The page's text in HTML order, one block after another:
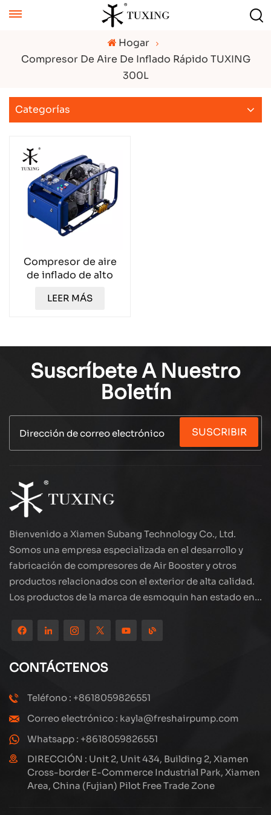
Hogar
Compresor De Aire De Inflado Rápido TUXING
300L
Categorías
Compresor de aire
de inflado de alto
TUXING 400L TX24
LEER MÁS
Suscríbete A Nuestro
Boletín
SUSCRIBIR
Bienvenido a Xiamen Subang Technology Co., Ltd.
Somos una empresa especializada en el desarrollo y
fabricación de compresores de Air Booster y otros
productos relacionados con el exterior de alta calidad.
Los productos de la marca de esmoquin han estado en
ubicada en el hermoso paisaje de la ciudad costera:
Xiamen, nuestros productos se exportan a más de 80
países y regiones, con una excelente calidad ha ganado
una amplia reputación internacional. Subang
Technology tiene un equipo de ventas profesional y un
estamos explorando y estudiando cómo actualizar
continuamente nuestros productos a través de la
innovación para satisfacer las crecientes necesidades
de los clientes. El enfoque central de la compañía en la
producción y fabricación de compresores de alta
CONTÁCTENOS
Teléfono : +8618059826551
Correo electrónico : kayla@freshairpump.com
Whatsapp : +8618059826551
DIRECCIÓN : Unit 2, Unit 434, Building 2, Xiamen
Cross-border E-Commerce Industrial Park, Xiamen
Area, China (Fujian) Pilot Free Trade Zone